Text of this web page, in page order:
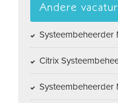
Andere
Systeembeheerder
Citrix
Systeembeheerder